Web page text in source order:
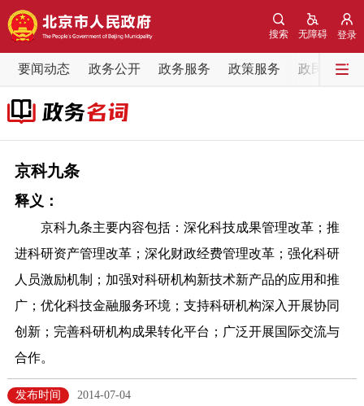
登录
无障碍
搜索
要闻动态 政务公开 政务服务 政策服务 政民互动
要闻动态
党中央精神
各区热点
政务公开
市领导 机构职能 政策服务
政策兑现 政策解读 回应关切
决策公开
京科九条
释义：
京科九条主要内容包括：深化科技成果管理改革；推
进科研资产管理改革；深化财政经费管理改革；强化科研
人员激励机制；加强对科研机构新技术新产品的应用和推
广；优化科技金融服务环境；支持科研机构深入开展协同
创新；完善科研机构成果转化平台；广泛开展国际交流与
合作。
发布时间
2014-07-04